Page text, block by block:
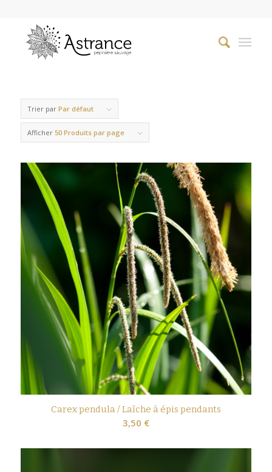
Trier par Par défaut
Afficher 50 Produits par page
Carex pendula / Laîche à épis pendants
3,50 €